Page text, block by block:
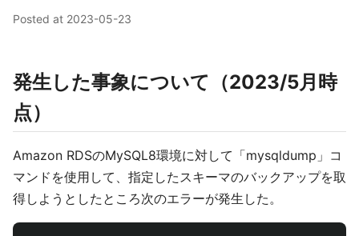
Posted at 2023-05-23
発生した事象について（2023/5月時
点）
Amazon RDSのMySQL8環境に対して「mysqldump」コ
マンドを使用して、指定したスキーマのバックアップを取
得しようとしたところ次のエラーが発生した。